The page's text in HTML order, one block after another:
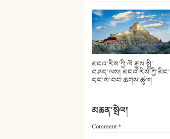
མངའ་རིས་ཀྱི་ལོ་རྒྱུས་སྤྱི་
བཤད་ལས། མངའ་རིས་ཀྱི་མིང་
དང་ས་བབ་ཆགས་ཚུལ།
མཆན་སྤེལ།
Comment*